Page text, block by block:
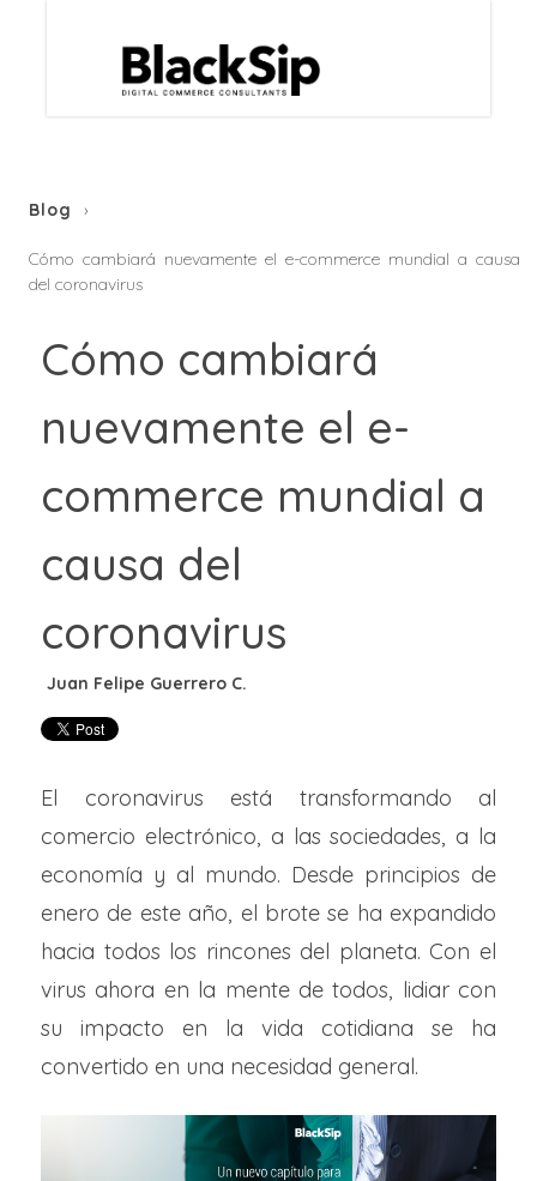
Blog
Cómo cambiará nuevamente el e-commerce mundial a causa
del coronavirus
Cómo cambiará
nuevamente el e-
commerce mundial a
causa del
coronavirus
El coronavirus está transformando al
comercio electrónico, a las sociedades, a la
economía y al mundo. Desde principios de
enero de este año, el brote se ha expandido
hacia todos los rincones del planeta. Con el
virus ahora en la mente de todos, lidiar con
su impacto en la vida cotidiana se ha
convertido en una necesidad general.